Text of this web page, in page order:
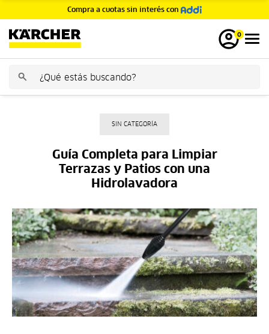
Compra a cuotas sin interés con
GRATIS
0
SIN CATEGORÍA
Guía Completa para Limpiar
Terrazas y Patios con una
Hidrolavadora